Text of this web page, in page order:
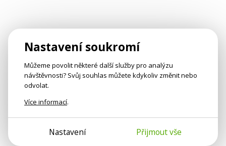
Nastavení soukromí
Můžeme povolit některé další služby pro analýzu
návštěvnosti? Svůj souhlas můžete kdykoliv změnit nebo
odvolat.
Více informací.
Nastavení Přijmout vše